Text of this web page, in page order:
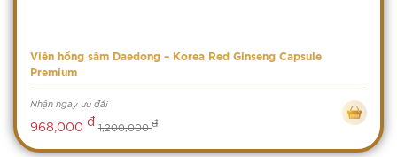
Viên hồng sâm Daedong – Korea Red Ginseng Capsule
Premium
Nhận ngay ưu đãi
968,000 đ 1,200,000đ